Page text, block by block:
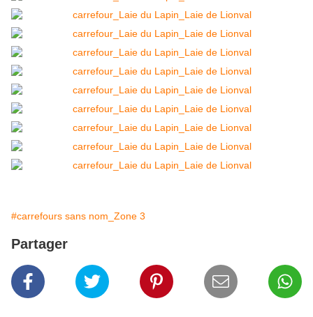
#carrefours sans nom_Zone 3
Partager